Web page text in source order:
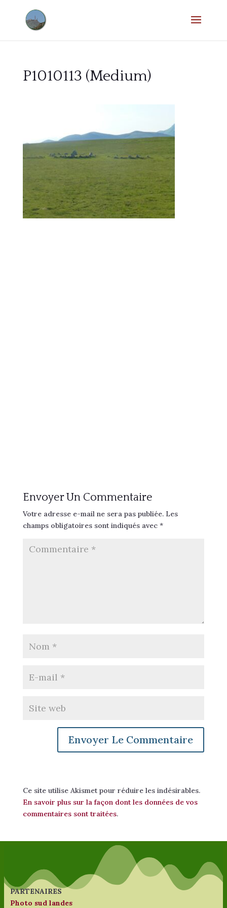
P1010113 (Medium)
Envoyer Un Commentaire
Votre adresse e-mail ne sera pas publiée. Les
champs obligatoires sont indiqués avec *
Ce site utilise Akismet pour réduire les indésirables.
En savoir plus sur la façon dont les données de vos
commentaires sont traitées.
PARTENAIRES
Photo sud landes